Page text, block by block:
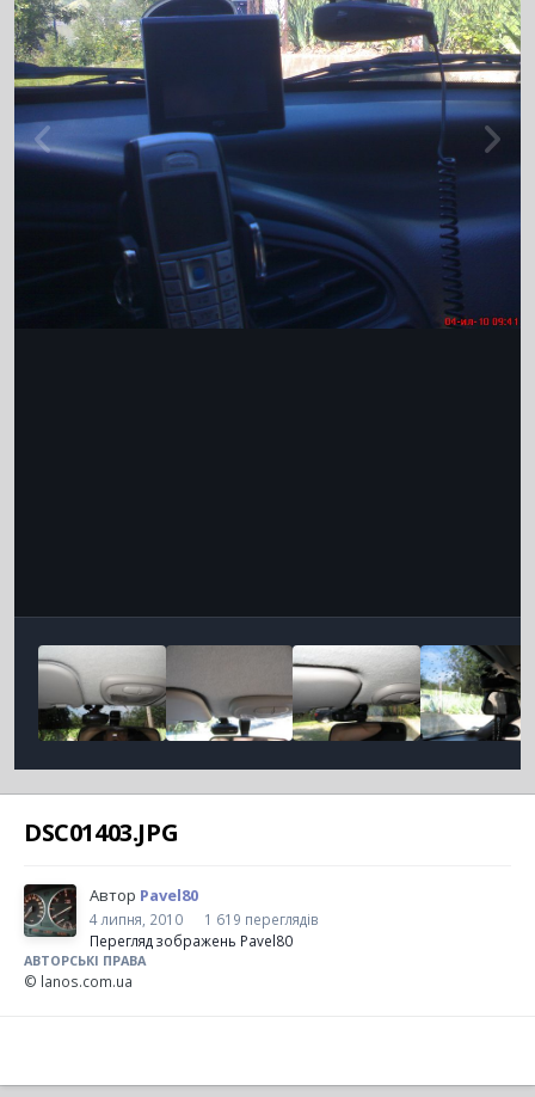
DSC01403.JPG
Автор Pavel80
4 липня, 2010
1 619 переглядів
Перегляд зображень Pavel80
АВТОРСЬКІ ПРАВА
© lanos.com.ua